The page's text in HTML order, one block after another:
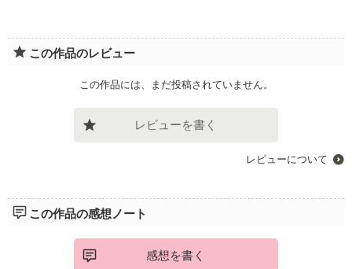
この作品のレビュー
この作品には、まだ投稿されていません。
レビューを書く
レビューについて
この作品の感想ノート
感想を書く